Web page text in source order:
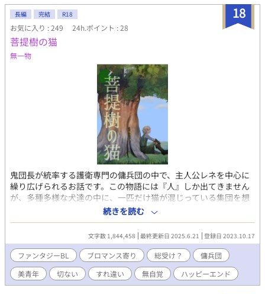
18
長編 完結 R18
お気に入り : 249 24h.ポイント : 28
菩提樹の猫
無一物
鬼団長が統率する護衛専門の傭兵団の中で、主人公レネを中心に
繰り広げられるお話です。この物語には『人』しか出てきません
が、多種多様な犬達の中に、一匹だけ猫が混じっている集団を想
像してください。猫は自分を犬だと思い込んでいます。そして犬
達も決してレネを猫扱いしません。無自覚な猫、試される犬達。
そして猫にも容赦ない鬼団長。傭兵は危険なお仕事ですから猫は
色々と大変な目に遭います（いつもギリギリの低空飛行）。章ご
とに護衛対象が変わります。ＢＬというよりはブロマンス的な要
素が強めで甘味成分は少なめですが、暗い話でもありません。長
編のシリーズものが好きな方におすすめ。こちらは他サイトの改
訂版です。
続きを読む
文字数 1,844,458 最終更新日 2025.6.21 登録日 2023.10.17
ファンタジーBL ブロマンス寄り 総受け？
傭兵団
美青年
切ない すれ違い 無自覚 ハッピーエンド